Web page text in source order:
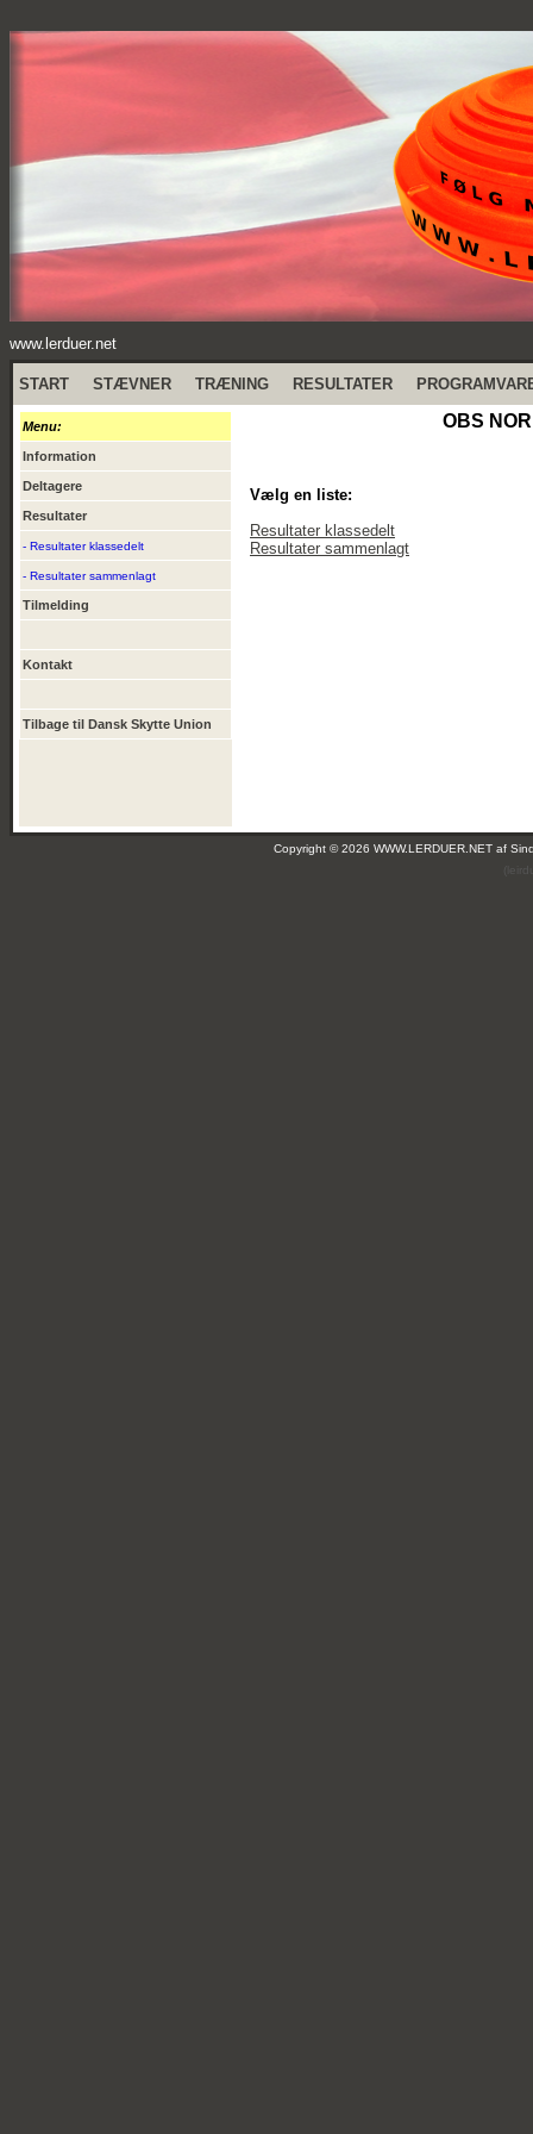
www.lerduer.net
START STÆVNER TRÆNING RESULTATER
Menu:
Information
Deltagere
Resultater
- Resultater klassedelt
- Resultater sammenlagt
Tilmelding
Kontakt
Tilbage til Dansk Skytte Union
OBS
Vælg en liste:
Resultater klassedelt
Resultater sammenlagt
Copyright © 2026 WWW.LERDUER.NET af